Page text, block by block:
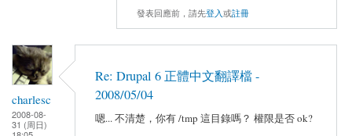
發表回應前，請先登入或註冊
charlesc
2008-08-
31 (周日)
Re: Drupal 6 正體中文翻譯檔 -
2008/05/04
嗯... 不清楚，你有 /tmp 這目錄嗎？ 權限是否 ok?